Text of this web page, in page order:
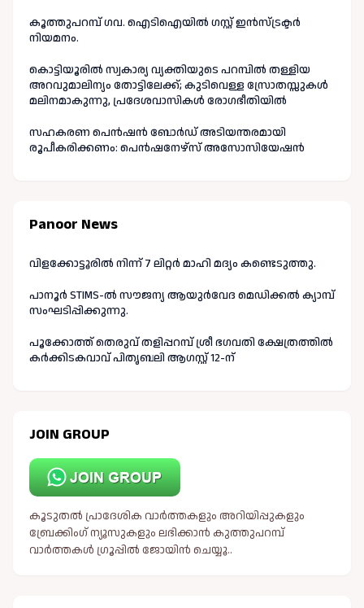
കൂത്തുപറമ്പ് ഗവ. ഐടിഐയിൽ ഗസ്റ്റ് ഇൻസ്ട്രക്ടർ
നിയമനം.
കൊട്ടിയൂരിൽ സ്വകാര്യ വ്യക്തിയുടെ പറമ്പിൽ തള്ളിയ
അറവുമാലിന്യം തോട്ടിലേക്ക്; കുടിവെള്ള സ്രോതസ്സുകൾ
മലിനമാകുന്നു, പ്രദേശവാസികൾ രോഗഭീതിയിൽ
സഹകരണ പെൻഷൻ ബോർഡ് അടിയന്തരമായി
രൂപീകരിക്കണം: പെൻഷനേഴ്സ് അസോസിയേഷൻ
Panoor News
വിളക്കോട്ടൂരിൽ നിന്ന് 7 ലിറ്റർ മാഹി മദ്യം കണ്ടെടുത്തു.
പാനൂർ STIMS-ൽ സൗജന്യ ആയുർവേദ മെഡിക്കൽ ക്യാമ്പ്
സംഘടിപ്പിക്കുന്നു.
പൂക്കോത്ത് തെരുവ് തളിപ്പറമ്പ് ശ്രീ ഭഗവതി ക്ഷേത്രത്തിൽ
കർക്കിടകവാവ് പിതൃബലി ആഗസ്റ്റ് 12-ന്
JOIN GROUP
കൂടുതൽ പ്രാദേശിക വാർത്തകളും അറിയിപ്പുകളും
ബ്രേക്കിംഗ് ന്യൂസുകളും ലഭിക്കാൻ കുത്തുപറമ്പ്
വാർത്തകൾ ഗ്രൂപ്പിൽ ജോയിൻ ചെയ്യൂ..